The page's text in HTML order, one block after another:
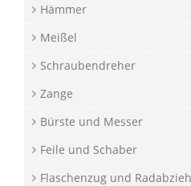
Hämmer
Meißel
Schraubendreher
Zange
Bürste und Messer
Feile und Schaber
Flaschenzug und